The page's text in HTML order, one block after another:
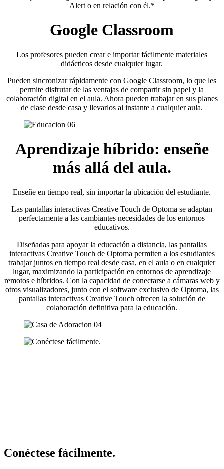
Alert o en relación con él.*
Google Classroom
Los profesores pueden crear e importar fácilmente materiales
didácticos desde cualquier lugar.
Pueden sincronizar rápidamente con Google Classroom, lo que les
permite disfrutar de las ventajas de compartir sin papel y la
colaboración digital en el aula. Ahora pueden trabajar en sus planes
de clase desde casa y llevarlos al instante a cualquier aula.
Aprendizaje híbrido: enseñe
más allá del aula.
Enseñe en tiempo real, sin importar la ubicación del estudiante.
Las pantallas interactivas Creative Touch de Optoma se adaptan
perfectamente a las cambiantes necesidades de los entornos
educativos.
Diseñadas para apoyar la educación a distancia, las pantallas
interactivas Creative Touch de Optoma permiten a los estudiantes
trabajar juntos en tiempo real desde casa, en el aula o en cualquier
lugar, maximizando la participación en entornos de aprendizaje
remotos e híbridos. Con la capacidad de conectarse a cámaras web y
otros visualizadores, junto con el software exclusivo de Optoma, las
pantallas interactivas Creative Touch ofrecen la solución de
colaboración definitiva para la educación.
Conéctese fácilmente.